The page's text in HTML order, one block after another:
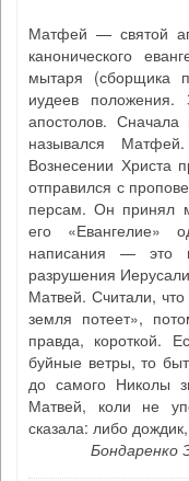
Матфей — святой
канонического
мытаря (сборщика
иудеев положения.
апостолов.
назывался
Вознесении Христа
отправился с
персам. Он принял
его «Евангелие»
написания — это
разрушения
Матвей. Считали,
земля потеет»,
правда, короткой.
буйные ветры, то
до самого Николы
Матвей, коли не
сказала: либо
Бондаренко